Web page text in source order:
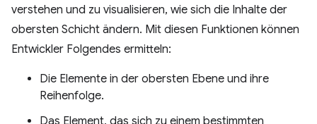
verstehen und zu visualisieren, wie sich die Inhalte der
obersten Schicht ändern. Mit diesen Funktionen können
Entwickler Folgendes ermitteln:
Die Elemente in der obersten Ebene und ihre
Reihenfolge.
Das Element, das sich zu einem bestimmten